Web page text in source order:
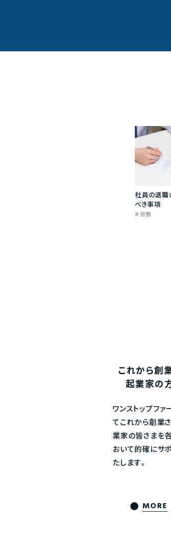
社員の退職
べき事項
労務
これから創
起業家の
ワンストップファ
てこれから創業
業家の皆さまを
おいて的確にサ
たします。
MORE